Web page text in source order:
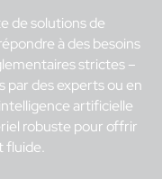
de solutions de
à des besoins
strictes –
par des experts ou en
artificielle
robuste pour offrir
fluide.